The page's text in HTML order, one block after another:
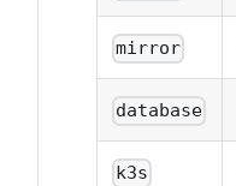
mirror
database
k3s